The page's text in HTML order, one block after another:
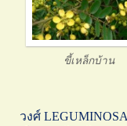
ขี้เหล็กบ้าน
วงศ์